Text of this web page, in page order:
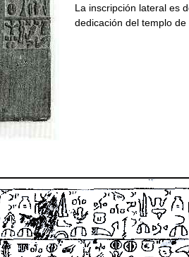
La inscripción lateral es
dedicación del templo